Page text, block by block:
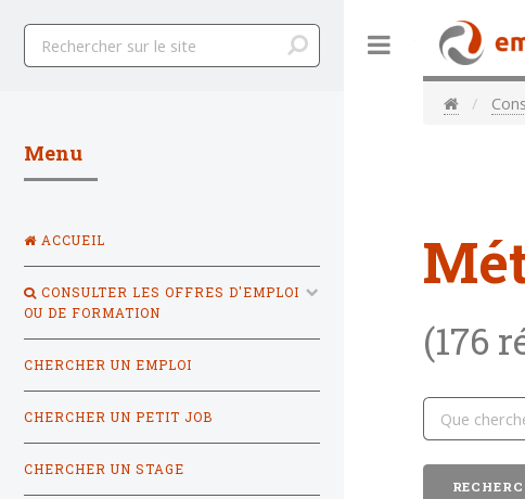
(176
Menu
ACCUEIL
CONSULTER LES OFFRES D'EMPLOI
OU DE FORMATION
CHERCHER UN EMPLOI
CHERCHER UN PETIT JOB
CHERCHER UN STAGE
Toggle